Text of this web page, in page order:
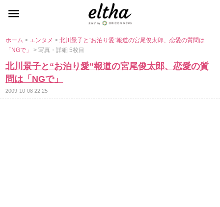
ホーム> エンタメ>北川景子と“お泊り愛”報道の宮尾俊太郎、恋愛の質問は
「NGで」> 写真・詳細 5枚目
北川景子と“お泊り愛”報道の宮尾俊太郎、恋愛の質
問は「NGで」
2009-10-08 22:25